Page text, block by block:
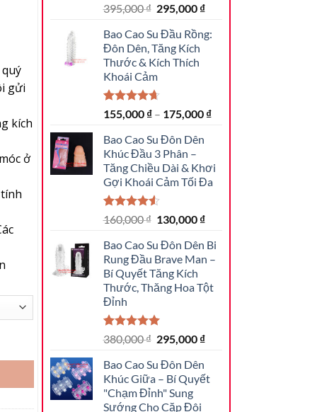
4.82 trên 5
dựa trên
17
đánh giá
395,000₫ Giá
là:
395,000 ₫.
295,000 ₫Giá
tại
Bao Cao Su Đầu Rồng:
Đôn Dên, Tăng Kích
Thước & Kích Thích
Khoái Cảm
4.69 trên
5 dựa trên
13
đánh giá
155,000 ₫– 175,000 ₫
Bao Cao Su Đôn Dên
Khúc Đầu 3 Phân –
Tăng Chiều Dài & Khơi
Gợi Khoái Cảm Tối Đa
4.56trên
5 dựa trên
16
đánh giá
160,000₫ Giá
là:
160,000 ₫.
130,000 ₫Giá
tại
là:
Bao Cao Su Đôn Dên Bi
Rung Đầu Brave Man –
Bí Quyết Tăng Kích
Thước, Thăng Hoa Tột
Đỉnh
5.00trên 5
dựa trên
3
đánh giá
380,000₫ Giá
là:
380,000 ₫.
295,000 ₫Giá
là:
Bao Cao Su Đôn Dên
Khúc Giữa – Bí Quyết
"Chạm Đỉnh" Sung
Sướng Cho Cặp Đôi
gửi
kích
ở
A Đến Z: Bí Quyết Tăng Khoái Cảm Cho Quý Ông số lượng